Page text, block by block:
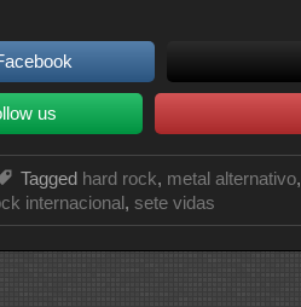
us
Tagged hard rock, metal alternativo,
internacional , sete vidas